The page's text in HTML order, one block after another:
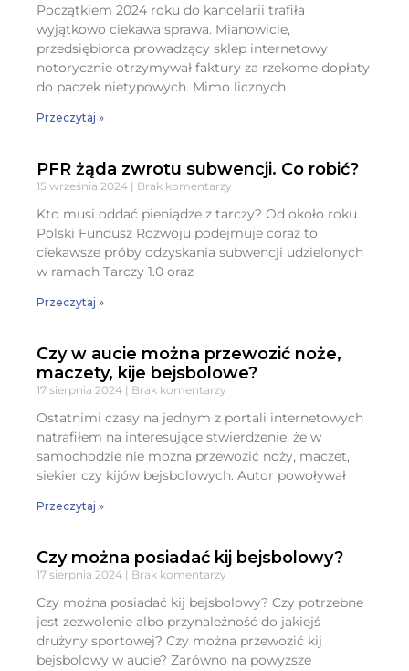
Początkiem 2024 roku do kancelarii trafiła
wyjątkowo ciekawa sprawa. Mianowicie,
przedsiębiorca prowadzący sklep internetowy
notorycznie otrzymywał faktury za rzekome dopłaty
do paczek nietypowych. Mimo licznych
Przeczytaj »
PFR żąda zwrotu subwencji. Co robić?
15 września 2024 Brak komentarzy
Kto musi oddać pieniądze z tarczy? Od około roku
Polski Fundusz Rozwoju podejmuje coraz to
ciekawsze próby odzyskania subwencji udzielonych
w ramach Tarczy 1.0 oraz
Przeczytaj »
Czy w aucie można przewozić noże,
maczety, kije bejsbolowe?
17 sierpnia 2024 Brak komentarzy
Ostatnimi czasy na jednym z portali internetowych
natrafiłem na interesujące stwierdzenie, że w
samochodzie nie można przewozić noży, maczet,
siekier czy kijów bejsbolowych. Autor powoływał
Przeczytaj »
Czy można posiadać kij bejsbolowy?
17 sierpnia 2024 Brak komentarzy
Czy można posiadać kij bejsbolowy? Czy potrzebne
jest zezwolenie albo przynależność do jakiejś
drużyny sportowej? Czy można przewozić kij
bejsbolowy w aucie? Zarówno na powyższe